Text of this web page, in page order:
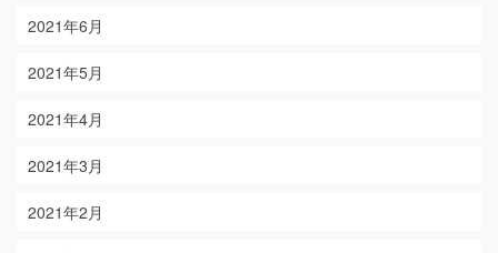
2021年6月
2021年5月
2021年4月
2021年3月
2021年2月